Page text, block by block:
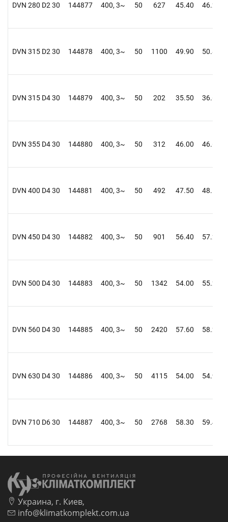
DVN 280 D2 30 144877 400, 3~ 50 627 45.40 46.20
DVN 315 D2 30 144878 400, 3~ 50 1100 49.90 50.80
DVN 315 D4 30 144879 400, 3~ 50 202 35.50 36.60
DVN 355 D4 30 144880 400, 3~ 50 312 46.00 46.60
DVN 400 D4 30 144881 400, 3~ 50 492 47.50 48.10
DVN 450 D4 30 144882 400, 3~ 50 901 56.40 57.20
DVN 500 D4 30 144883 400, 3~ 50 1342 54.00 55.20
DVN 560 D4 30 144885 400, 3~ 50 2420 57.60 58.20
DVN 630 D4 30 144886 400, 3~ 50 4115 54.00 54.90
DVN 710 D6 30 144887 400, 3~ 50 2768 58.30 59.40
Украина, г. Киев,
info@klimatkomplekt.com.ua